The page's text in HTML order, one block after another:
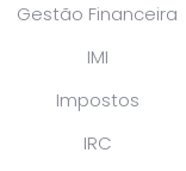
Gestão Financeira
IMI
Impostos
IRC